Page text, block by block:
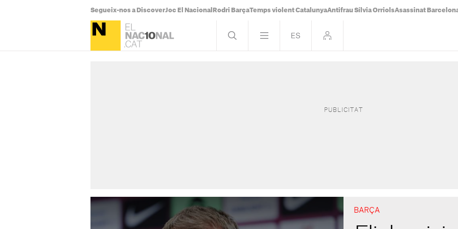
Segueix-nos a DiscoverJoc El Nacional Rodri BarçaTemps violent CatalunyaAntifrau Sílvia OrriolsAsassinat
BARÇA